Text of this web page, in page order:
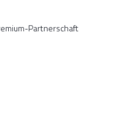
Partnerschaft